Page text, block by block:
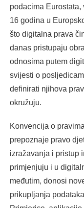
podacima
16 godina u
što digitalna prava
danas pristupaju
odnosima putem
svijesti o
definirati njihova
okružuju.
Konvencija o
prepoznaje pravo
izražavanja i pristup
primjenjuju i u
međutim, donosi
prikupljanja